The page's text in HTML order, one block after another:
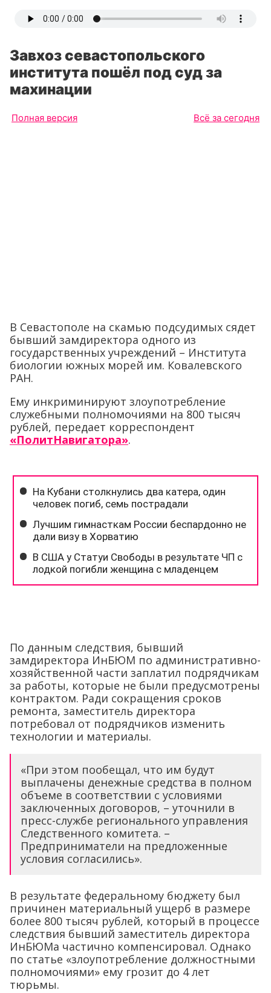
Завхоз севастопольского
института пошёл под суд за
махинации
Полная версия Всё за сегодня
В Севастополе на скамью подсудимых сядет
бывший замдиректора одного из
государственных учреждений – Института
биологии южных морей им. Ковалевского
РАН.
Ему инкриминируют злоупотребление
служебными полномочиями на 800 тысяч
рублей, передает корреспондент
«ПолитНавигатора».
По данным следствия, бывший
замдиректора ИнБЮМ по административно-
хозяйственной части заплатил подрядчикам
за работы, которые не были предусмотрены
контрактом. Ради сокращения сроков
ремонта, заместитель директора
потребовал от подрядчиков изменить
технологии и материалы.
«При этом пообещал, что им будут
выплачены денежные средства в полном
объеме в соответствии с условиями
заключенных договоров, – уточнили в
пресс-службе регионального управления
Следственного комитета. –
Предприниматели на предложенные
условия согласились».
В результате федеральному бюджету был
причинен материальный ущерб в размере
более 800 тысяч рублей, который в процессе
следствия бывший заместитель директора
ИнБЮМа частично компенсировал. Однако
по статье «злоупотребление должностными
полномочиями» ему грозит до 4 лет
тюрьмы.